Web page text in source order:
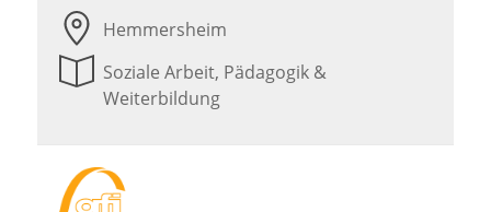
Hemmersheim
Soziale Arbeit, Pädagogik &
Weiterbildung